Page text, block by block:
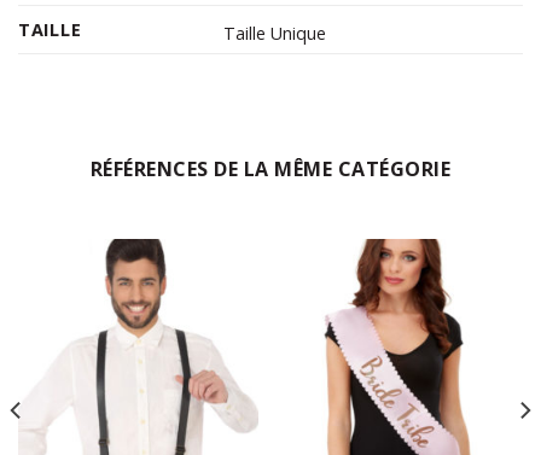
TAILLE
Taille Unique
RÉFÉRENCES DE LA MÊME CATÉGORIE